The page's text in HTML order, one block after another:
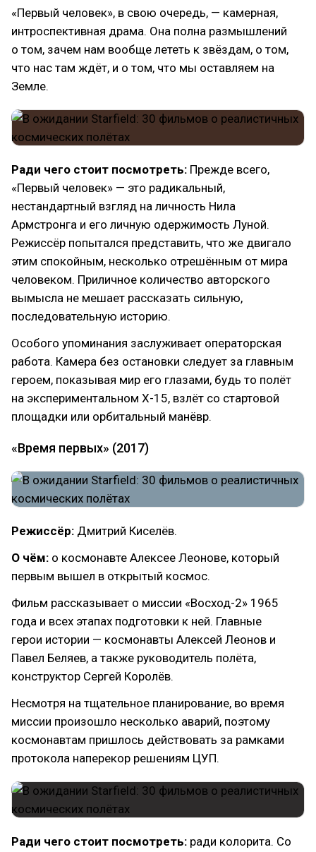
«Первый человек», в свою очередь, — камерная,
интроспективная драма. Она полна размышлений
о том, зачем нам вообще лететь к звёздам, о том,
что нас там ждёт, и о том, что мы оставляем на
Земле.
Ради чего стоит посмотреть: Прежде всего,
«Первый человек» — это радикальный,
нестандартный взгляд на личность Нила
Армстронга и его личную одержимость Луной.
Режиссёр попытался представить, что же двигало
этим спокойным, несколько отрешённым от мира
человеком. Приличное количество авторского
вымысла не мешает рассказать сильную,
последовательную историю.
Особого упоминания заслуживает операторская
работа. Камера без остановки следует за главным
героем, показывая мир его глазами, будь то полёт
на экспериментальном Х-15, взлёт со стартовой
площадки или орбитальный манёвр.
«Время первых» (2017)
Режиссёр: Дмитрий Киселёв.
О чём: о космонавте Алексее Леонове, который
первым вышел в открытый космос.
Фильм рассказывает о миссии «Восход-2» 1965
года и всех этапах подготовки к ней. Главные
герои истории — космонавты Алексей Леонов и
Павел Беляев, а также руководитель полёта,
конструктор Сергей Королёв.
Несмотря на тщательное планирование, во время
миссии произошло несколько аварий, поэтому
космонавтам пришлось действовать за рамками
протокола наперекор решениям ЦУП.
Ради чего стоит посмотреть: ради колорита. Со